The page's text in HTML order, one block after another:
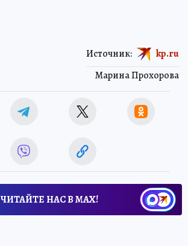
Марина Прохорова
Источник: kp.ru
ЧИТАЙТЕ НАС В МАХ!